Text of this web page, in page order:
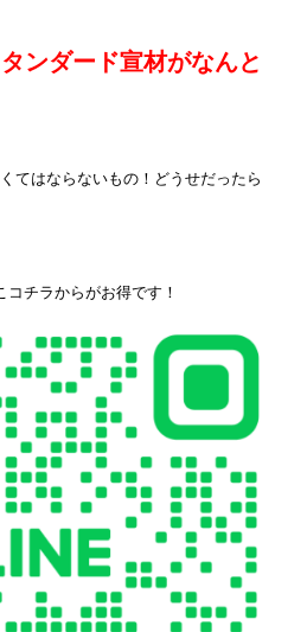
ンダード宣材がなんと
てはならないもの！どうせだったら
コチラからがお得です！